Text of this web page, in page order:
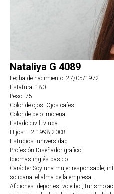
Nataliya G 4089
Fecha de nacimiento: 27/05/1972
Estatura: 180
Peso: 75
Color de ojos: Ojos cafés
Color de pelo: morena
Estado civil: viuda
Hijos: ---2-1998,2008
Estudios: universidad
Profesión:Diseñador grafico
Idiomas:inglés basico
Carácter:Soy una mujer responsable,
solidaria, el alma de la empresa.
Aficiones: deportes, voleibol, turismo